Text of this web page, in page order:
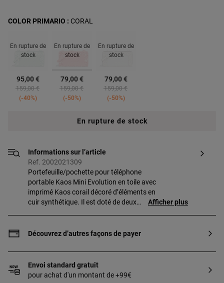
En rupture de
stock
95,00 €
Price reduced from
159,00 €to
-40%
En rupture de
stock
sélectionné
79,00 €
Price reduced from
159,00 €to
-50%
En rupture de
stock
79,00 €
Price reduced from
159,00 €to
-50%
COLOR PRIMARIO : CORAL
En rupture de stock
Informations sur l’article
Ref. 2002021309
Portefeuille/pochette pour téléphone
portable Kaos Mini Evolution en toile avec
imprimé Kaos corail décoré d’éléments en
cuir synthétique. Il est doté de deux
téléphone portable. L’autre dispose de
pour les pièces et de deux espaces pour
les billets. Bandoulière réglable.
Dimensions
Afficher plus
Découvrez d’autres façons de payer
Envoi standard gratuit
pour achat d'un montant de +99€